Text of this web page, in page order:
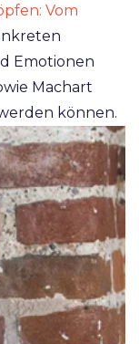
Vom
Emotionen
Machart
können.